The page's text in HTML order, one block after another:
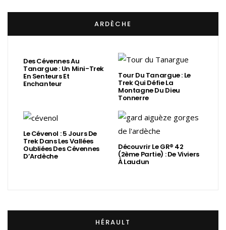
ARDÈCHE
Des Cévennes Au
Tanargue : Un Mini-Trek
En Senteurs Et
Enchanteur
Tour Du Tanargue : Le
Trek Qui Défie La
Montagne Du Dieu
Tonnerre
Le Cévenol : 5 Jours De
Trek Dans Les Vallées
Oubliées Des Cévennes
D’Ardèche
Découvrir Le GR® 42
(2ème Partie) : De Viviers
À Laudun
HÉRAULT